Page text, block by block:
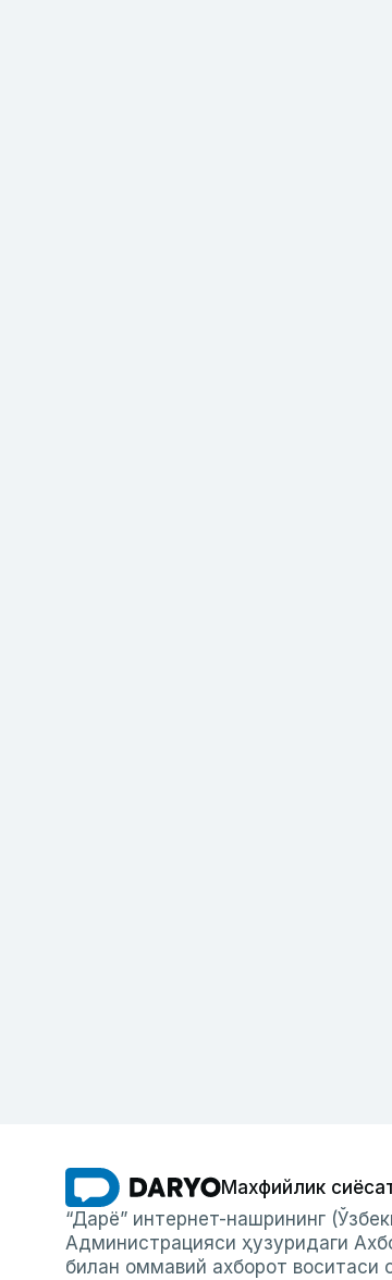
Махфийлик
“Дарё” интернет-нашрининг
Администрацияси ҳузуридаги
билан оммавий ахборот воситаси